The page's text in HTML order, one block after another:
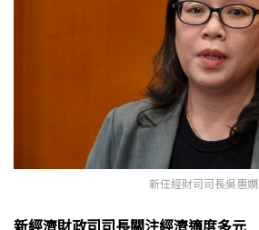
新任經財司司長吳惠嫻